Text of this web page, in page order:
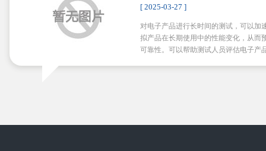
键作用
[ 2025-03-27 ]
对电子产品进行长时间的测试，可以加
拟产品在长期使用中的性能变化，从而
可靠性。可以帮助测试人员评估电子产